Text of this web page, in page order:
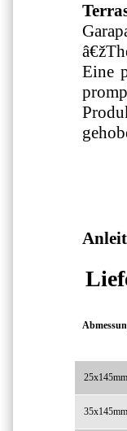
Eine
25x145mm
35x145mm